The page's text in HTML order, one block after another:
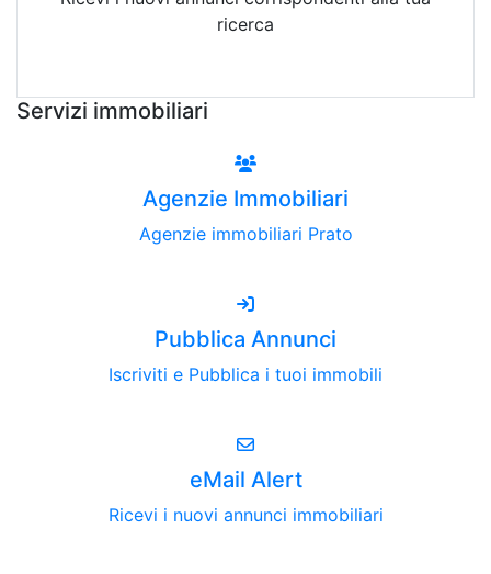
ricerca
Servizi immobiliari
Agenzie Immobiliari
Agenzie immobiliari Prato
Pubblica Annunci
Iscriviti e Pubblica i tuoi immobili
eMail Alert
Ricevi i nuovi annunci immobiliari